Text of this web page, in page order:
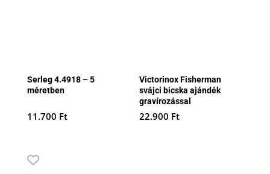
Serleg 4.4918 – 5
méretben
11.700 Ft
Victorinox Fisherman
svájci bicska ajándék
gravírozással
22.900 Ft